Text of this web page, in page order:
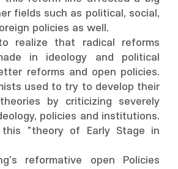
fields such as political, social,
policies as well.
realize that radical reforms
in ideology and political
reforms and open policies.
used to try to develop their
by criticizing severely
policies and institutions.
"theory of Early Stage in
reformative open Policies